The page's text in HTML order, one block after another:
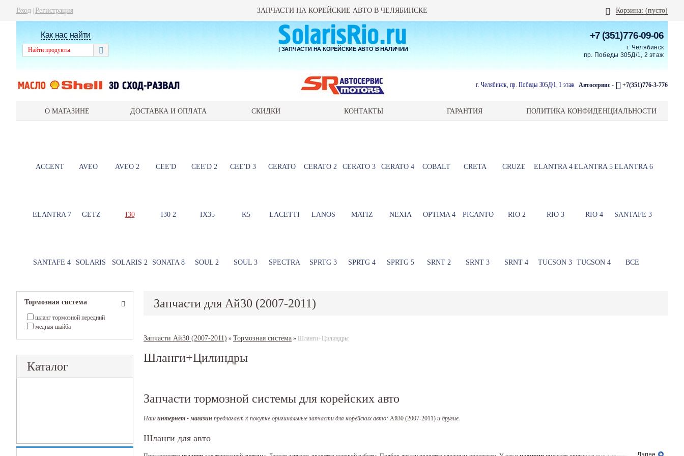
Вход Регистрация ЗАПЧАСТИ НА КОРЕЙСКИЕ АВТО В ЧЕЛЯБИНСКЕ Корзина: (пусто)
Как нас найти +7 (351)776-09-06
г. Челябинск
пр. Победы 305Д/1, 2 этаж
| ЗАПЧАСТИ НА КОРЕЙСКИЕ АВТО В НАЛИЧИИ
г. Челябинск, пр. Победы 305Д/1, 1 этаж Автосервис - +7(351)776-3-776
О МАГАЗИНЕ ДОСТАВКА И ОПЛАТА СКИДКИ КОНТАКТЫ ГАРАНТИЯ ПОЛИТИКА КОНФИДЕНЦИАЛЬНОСТИ
ACCENT AVEO AVEO 2 CEE'D CEE'D 2 CEE'D 3 CERATO CERATO 2 CERATO 3 CERATO 4 COBALT CRETA CRUZE ELANTRA 4ELANTRA 5ELANTRA 6
ELANTRA 7 GETZ I30 I30 2 IX35 K5 LACETTI LANOS MATIZ NEXIA OPTIMA 4 PICANTO RIO 2 RIO 3 RIO 4 SANTAFE 3
SANTAFE 4 SOLARIS SOLARIS 2 SONATA 8 SOUL 2 SOUL 3 SPECTRA SPRTG 3 SPRTG 4 SPRTG 5 SRNT 2 SRNT 3 SRNT 4 TUCSON 3 TUCSON 4 ВСЕ
Тормозная система
шланг тормозной передний
медная шайба
Каталог
Запчасти для Ай30 (2007-2011)
Запчасти Ай30 (2007-2011) » Тормозная система » Шланги+Цилиндры
Шланги+Цилиндры
Запчасти тормозной системы для корейских авто
Наш интернет - магазин предлагает к покупке оригинальные запчасти для корейских авто: Ай30 (2007-2011) и другие.
Шланги для авто